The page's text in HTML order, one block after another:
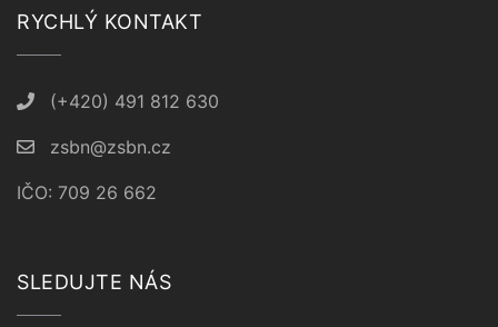
RYCHLÝ KONTAKT
(+420) 491 812 630
zsbn@zsbn.cz
IČO: 709 26 662
SLEDUJTE NÁS